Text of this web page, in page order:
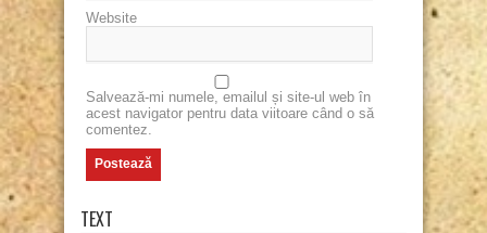
Website
Salvează-mi numele, emailul și site-ul web în
acest navigator pentru data viitoare când o să
comentez.
TEXT